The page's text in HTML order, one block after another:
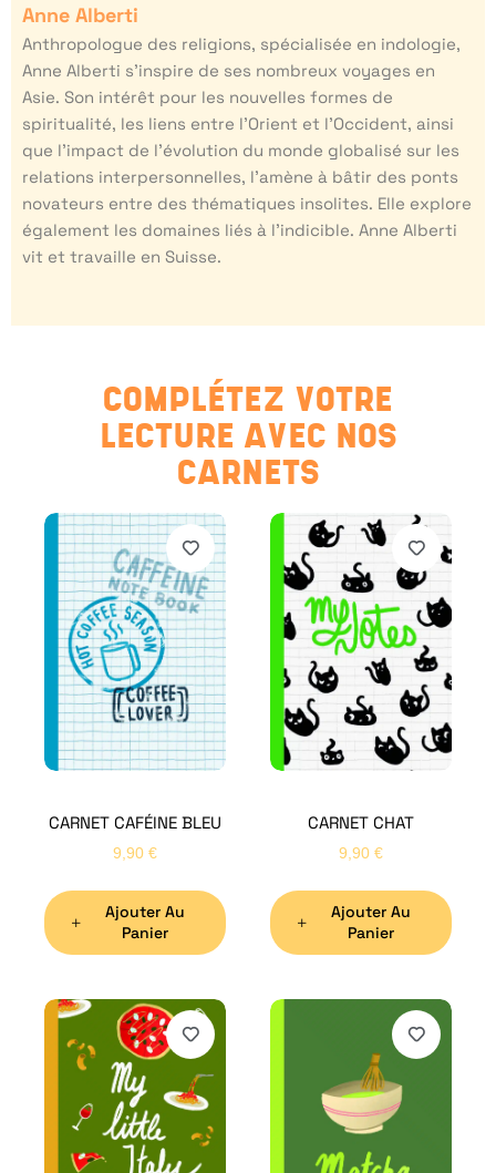
Anne Alberti
Anthropologue des religions, spécialisée en indologie,
Anne Alberti s’inspire de ses nombreux voyages en
Asie. Son intérêt pour les nouvelles formes de
spiritualité, les liens entre l’Orient et l’Occident, ainsi
que l’impact de l’évolution du monde globalisé sur les
relations interpersonnelles, l’amène à bâtir des ponts
novateurs entre des thématiques insolites. Elle explore
également les domaines liés à l’indicible. Anne Alberti
vit et travaille en Suisse.
COMPLÉTEZ VOTRE
LECTURE AVEC NOS
CARNETS
CARNET CAFÉINE BLEU
9,90 €
Ajouter Au
Panier
CARNET CHAT
9,90 €
Ajouter Au
Panier